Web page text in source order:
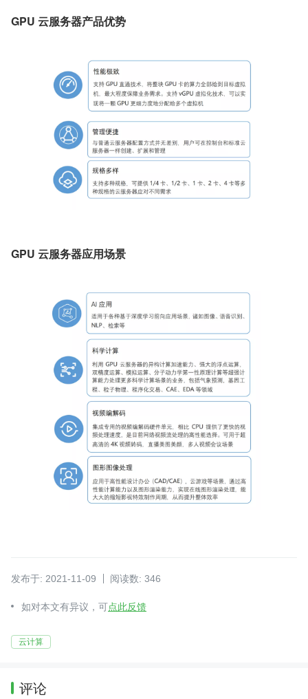
GPU 云服务器产品优势
GPU 云服务器应用场景
发布于: 2021-11-09 阅读数: 346
如对本文有异议，可点此反馈
云计算
评论